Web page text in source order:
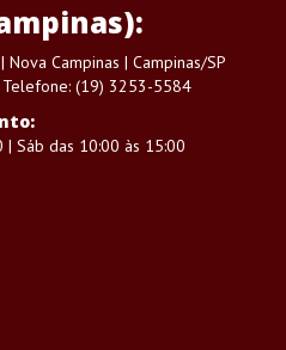
Campinas | Campinas/SP
(19) 3253-5584
| Sáb das 10:00 às 15:00